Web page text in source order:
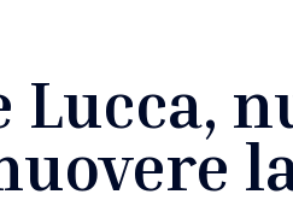
Lucca,